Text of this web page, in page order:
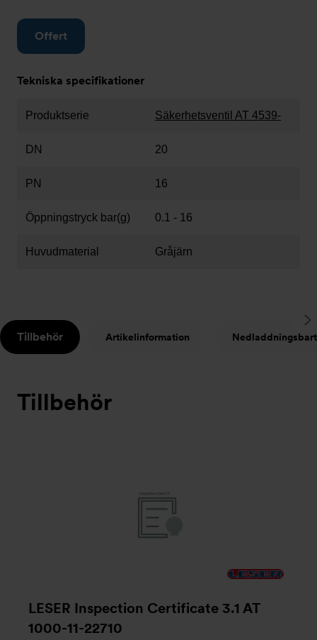
Offert
Tekniska specifikationer
Produktserie Säkerhetsventil AT 4539-
DN 20
PN 16
Öppningstryck bar(g) 0.1 - 16
Huvudmaterial Gråjärn
Tillbehör Artikelinformation Nedladdningsbart
Tillbehör
LESER Inspection Certificate 3.1 AT
1000-11-22710